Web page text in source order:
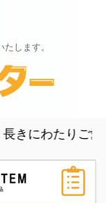
します。
愛顧いただき